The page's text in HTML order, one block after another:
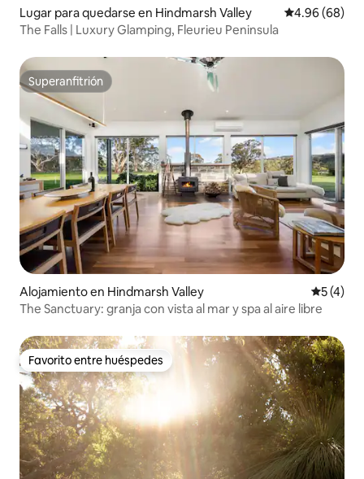
Lugar para quedarse en Hindmarsh Valley Calificación
4.96 (68)
The Falls | Luxury Glamping, Fleurieu Peninsula
Superanfitrión
Superanfitrión
Alojamiento en Hindmarsh Valley
5 (4)
The Sanctuary: granja con vista al mar y spa al aire libre
Favorito entre huéspedes
Favorito entre huéspedes